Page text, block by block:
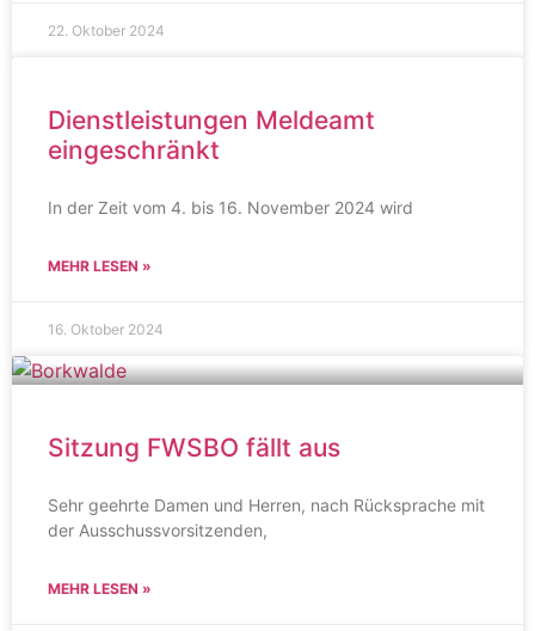
22. Oktober 2024
Dienstleistungen Meldeamt
eingeschränkt
In der Zeit vom 4. bis 16. November 2024 wird
MEHR LESEN »
16. Oktober 2024
Sitzung FWSBO fällt aus
Sehr geehrte Damen und Herren, nach Rücksprache mit
der Ausschussvorsitzenden,
MEHR LESEN »